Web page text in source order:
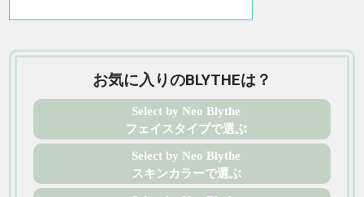
お気に入りのBLYTHEは？
Select by Neo Blythe
フェイスタイプで選ぶ
Select by Neo Blythe
スキンカラーで選ぶ